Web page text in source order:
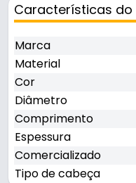
Características
Marca
Material
Cor
Diâmetro
Comprimento
Espessura
Comercializado
Tipo de cabeça